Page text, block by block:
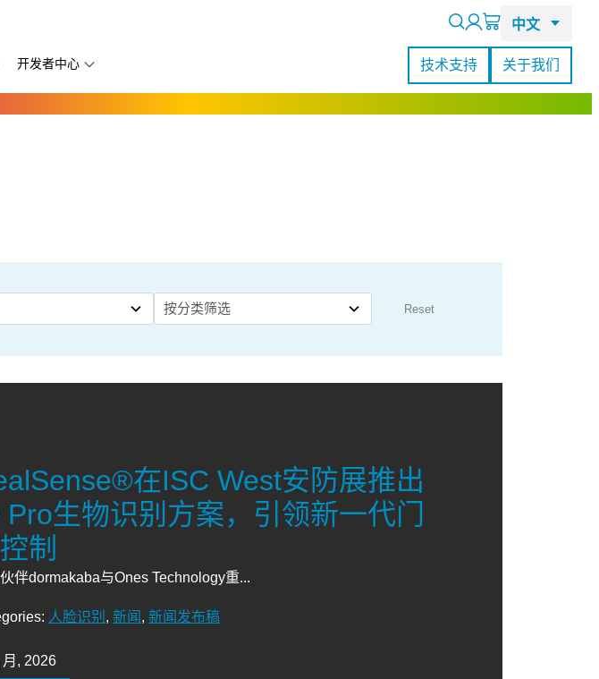
查看所有客户案例
开发者中心 技术支持 关于我们
Reset
在ISC West安防展推出
Pro生物识别方案，引领新一代门
制
伴dormakaba与Ones Technology重...
人脸识别 , 新闻 , 新闻发布稿
月, 2026